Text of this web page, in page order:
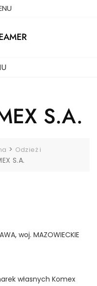
S.A.
> Odzież i
S.A.
woj. MAZOWIECKIE
własnych Komex